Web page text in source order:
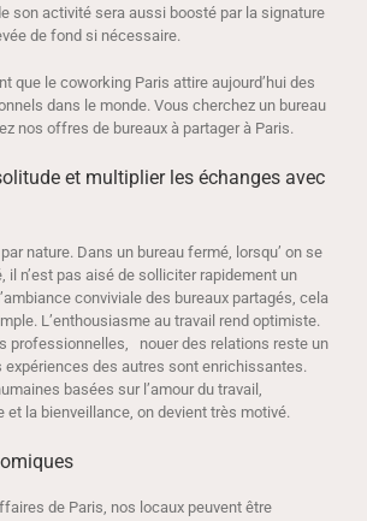
son activité sera aussi boosté par la signature
de fond si nécessaire.
que le coworking Paris attire aujourd’hui des
dans le monde. Vous cherchez un bureau
nos offres de bureaux à partager à Paris.
et multiplier les échanges avec
nature. Dans un bureau fermé, lorsqu’ on se
il n’est pas aisé de solliciter rapidement un
conviviale des bureaux partagés, cela
L’enthousiasme au travail rend optimiste.
professionnelles, nouer des relations reste un
expériences des autres sont enrichissantes.
basées sur l’amour du travail,
et la bienveillance, on devient très motivé.
de Paris, nos locaux peuvent être